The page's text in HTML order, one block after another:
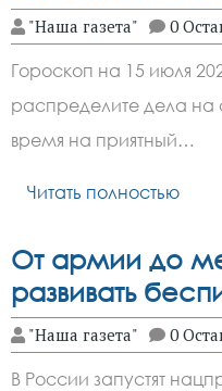
"Наша газета" 0
Гороскоп на 15 июля
распределите дела на
время на приятный…
Читать полностью
От армии до
развивать
"Наша газета" 0
В России запустят